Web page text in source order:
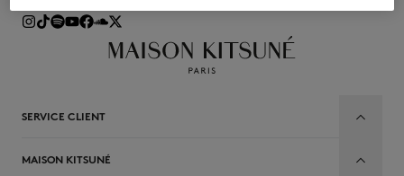
SERVICE CLIENT
MAISON KITSUNÉ